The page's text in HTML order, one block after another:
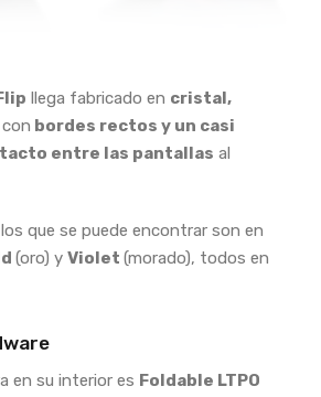
llega fabricado en cristal,
bordes rectos y un casi
entre las pantallas al
que se puede encontrar son en
(oro) y Violet (morado), todos en
en su interior es Foldable LTPO